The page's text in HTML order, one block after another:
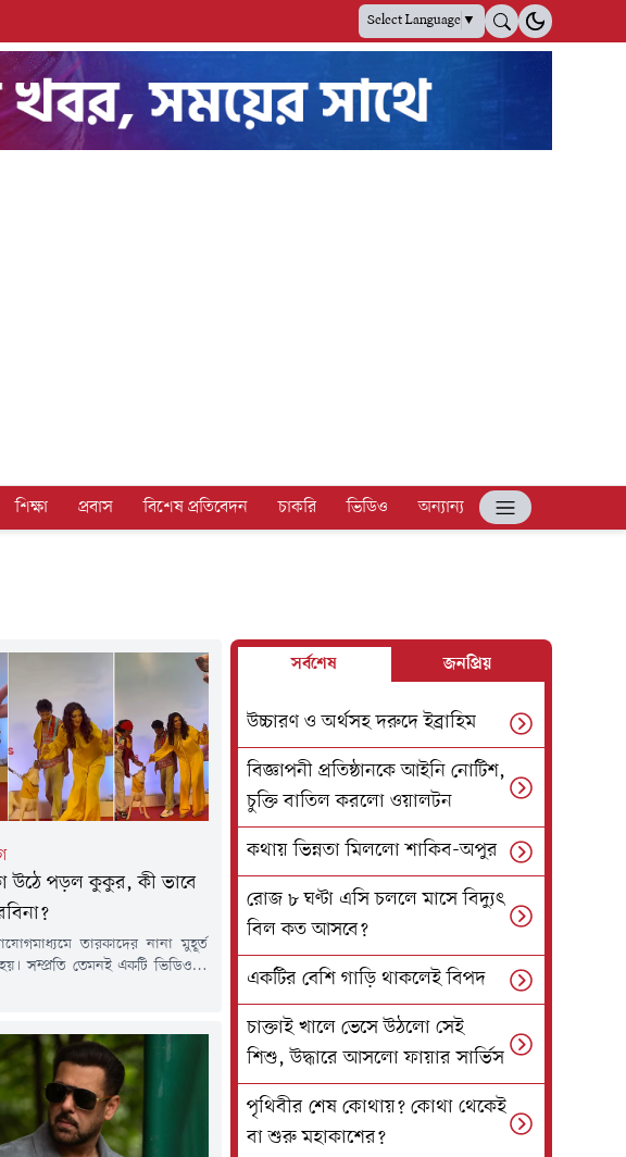
Select Language▼
শিক্ষা প্রবাস বিশেষ প্রতিবেদন চাকরি ভিডিও অন্যান্য
উঠে পড়ল কুকুর, কী ভাবে
তারকাদের নানা মুহূর্ত
সম্প্রতি তেমনই একটি ভিডিওতে
একপর্যায়ে কুকুরটি তাঁর পোশাক
মুহূর্তের জন্য উপস্থিত অনেকেই
এবং মনে করেন, হয়তো কুকুরটি
সর্বশেষ জনপ্রিয়
উচ্চারণ ও অর্থসহ দরুদে ইব্রাহিম
বিজ্ঞাপনী প্রতিষ্ঠানকে আইনি নোটিশ,
চুক্তি বাতিল করলো ওয়ালটন
কথায় ভিন্নতা মিললো শাকিব-অপুর
রোজ ৮ ঘণ্টা এসি চললে মাসে বিদ্যুৎ
বিল কত আসবে?
একটির বেশি গাড়ি থাকলেই বিপদ
চাক্তাই খালে ভেসে উঠলো সেই
শিশু, উদ্ধারে আসলো ফায়ার সার্ভিস
পৃথিবীর শেষ কোথায়? কোথা থেকেই
বা শুরু মহাকাশের?